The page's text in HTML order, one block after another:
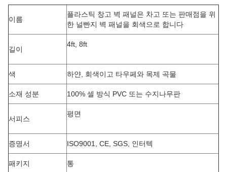
이름
플라스틱 창고 벽 패널은 차고 또는 판매점을 위
한 널빤지 벽 패널을 회색으로 합니다
길이
4ft, 8ft
색 하얀, 회색이고 타우페와 목제 곡물
소재 성분 100% 셀 방식 PVC 또는 수지나무판
서피스
평면
증명서 ISO9001, CE, SGS, 인터텍
패키지 통